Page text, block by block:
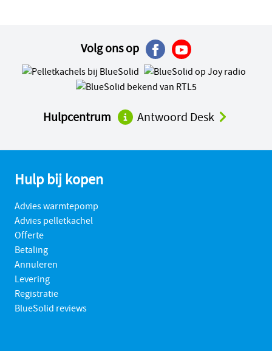
Volg ons op
Hulpcentrum Antwoord Desk
Hulp bij kopen
Advies warmtepomp
Advies pelletkachel
Offerte
Betaling
Annuleren
Levering
Registratie
BlueSolid reviews